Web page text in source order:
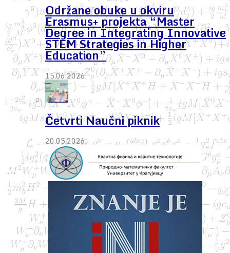
Održane obuke u okviru
Erasmus+ projekta “Master
Degree in Integrating Innovative
STEM Strategies in Higher
Education”
15.06.2026.
Četvrti Naučni piknik
20.05.2026.